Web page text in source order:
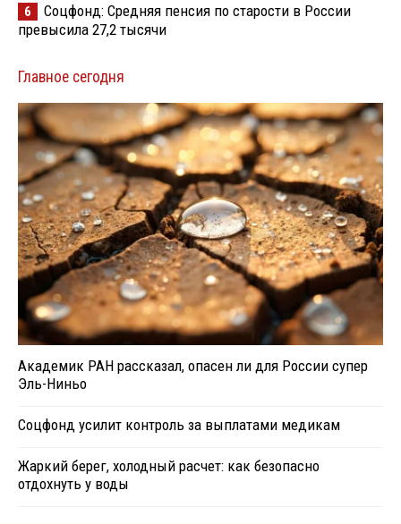
6
Соцфонд: Средняя пенсия по старости в России
превысила 27,2 тысячи
Главное сегодня
Академик РАН рассказал, опасен ли для России супер
Эль-Ниньо
Соцфонд усилит контроль за выплатами медикам
Жаркий берег, холодный расчет: как безопасно
отдохнуть у воды